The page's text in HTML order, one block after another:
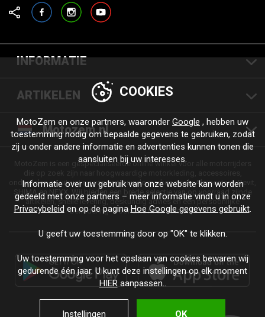
FacebookInstagramYouTube
INFORMATIE
ARTIKELEN
Motozem.nl
MotoZem is een gespecialiseerde online winkel voor alle motorrijders
onderdelen en uitrusting van vertrouwde merken zoals Alpinestars, Revit,
SHIMA en NEXX. Wij bieden een brede selectie van op voorraad zijnde
artikelen, snelle levering, deskundig advies en een persoonlijke
benadering - voor elke rit en elke stijl.
COOKIES
MotoZem en onze partners, waaronder Google , hebben uw
toestemming nodig om bepaalde gegevens te gebruiken, zodat
zij u onder andere informatie en advertenties kunnen tonen die
aansluiten bij uw interesses.
Informatie over uw gebruik van onze website kan worden
gedeeld met onze partners – meer informatie vindt u in onze
Privacybeleid en op de pagina Hoe Google gegevens gebruikt.
U geeft uw toestemming door op "OK" te klikken.
Uw toestemming voor het opslaan van cookies bewaren wij
gedurende één jaar. U kunt deze instellingen op elk moment
HIERaanpassen..
Instellingen OK